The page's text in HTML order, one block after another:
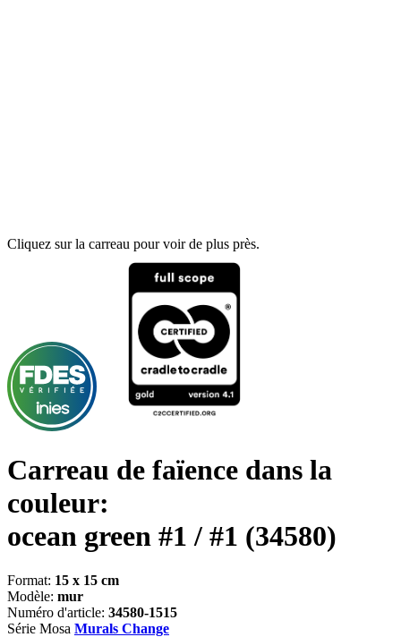
Cliquez sur la carreau pour voir de plus près.
Carreau de faïence dans la
couleur:
ocean green #1 / #1 (34580)
Format: 15 x 15 cm
Modèle: mur
Numéro d'article: 34580-1515
Série Mosa Murals Change